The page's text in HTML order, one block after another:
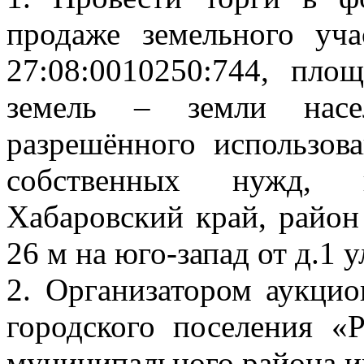
продаже земельного
27:08:0010250:744,
земель – земли
разрешённого
собственных нужд,
Хабаровский край,
26 м на юго-запад от д.1
2. Организатором
городского поселения